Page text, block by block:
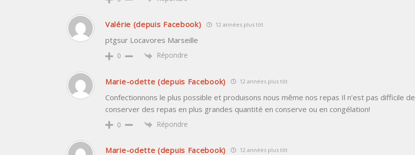
Valérie (depuis Facebook) 12 années plus tôt
ptgsur Locavores Marseille
0 Répondre
Marie-odette (depuis Facebook) 12 années plus tôt
Confectionnons le plus possible et produisons nous même nos repas Il n’est pas difficile de
conserver des repas en plus grandes quantité en conserve ou en congélation!
0 Répondre
Marie-odette (depuis Facebook) 12 années plus tôt